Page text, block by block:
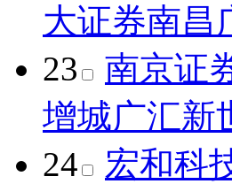
大证券南昌
23
南京证
增城广汇新
24
宏和科